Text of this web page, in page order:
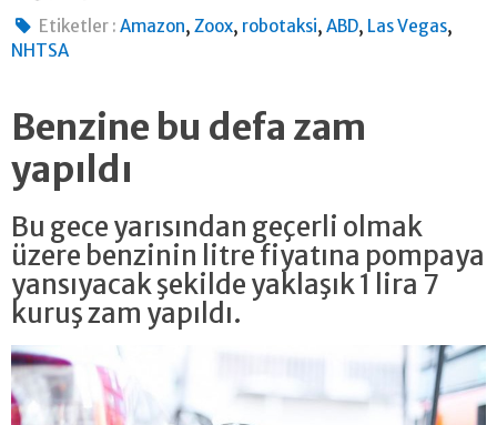
Etiketler : Amazon,Zoox, robotaksi,ABD, Las Vegas,
NHTSA
Benzine bu defa zam
yapıldı
Bu gece yarısından geçerli olmak
üzere benzinin litre fiyatına pompaya
yansıyacak şekilde yaklaşık 1 lira 7
kuruş zam yapıldı.